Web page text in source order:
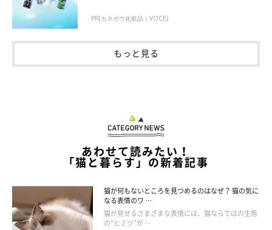
まって体を小さくしているときはおびえているなど、耳やひげと
同様、気持ちが表れる部位でもあります。
PR(カネボウ化粧品｜VOCE)
もっと見る
あわせて読みたい！
「猫と暮らす」の新着記事
猫が何もないところを見つめるのはなぜ？ 猫の気に
なる表情のワ …
猫が見せるさまざまな表情には、猫ならではの生態
の“ヒミツ”が …